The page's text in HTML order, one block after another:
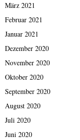
März 2021
Februar 2021
Januar 2021
Dezember 2020
November 2020
Oktober 2020
September 2020
August 2020
Juli 2020
Juni 2020